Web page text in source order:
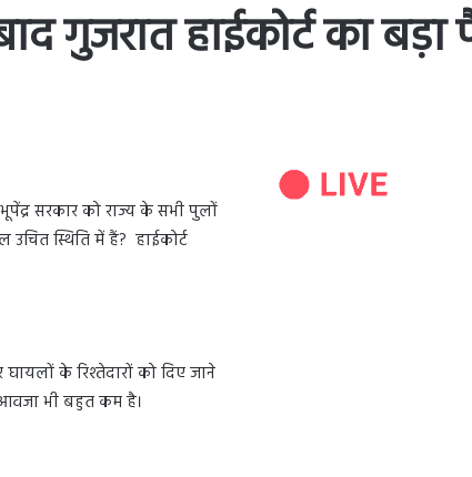
गुजरात हाईकोर्ट का
सरकार को राज्य के सभी पुलों
स्थिति में हैं? हाईकोर्ट
के रिश्तेदारों को दिए जाने
भी बहुत कम है।